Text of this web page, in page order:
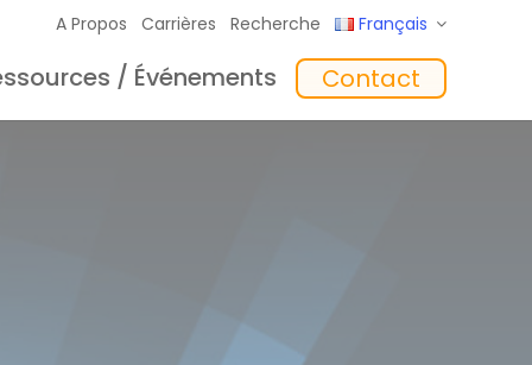
A Propos Carrières Recherche Français
Chargeurs
Formation
/ Événements
‘In the Mix’ Insights
Contact